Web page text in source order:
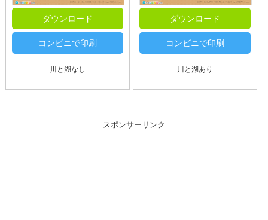
ダウンロード
コンビニで印刷
川と湖なし
ダウンロード
コンビニで印刷
川と湖あり
スポンサーリンク